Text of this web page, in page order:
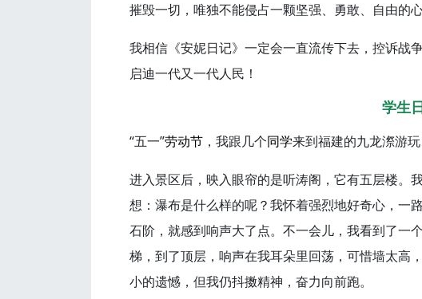
摧毁一切，唯独不能侵占一颗坚强、勇敢、自由的心
我相信《安妮日记》一定会一直流传下去，控诉战
启迪一代又一代人民！
学生
“五一”劳动节 ，我跟几个同学来到福建的九龙漈游
进入景区后，映入眼帘的是听涛阁，它有五层楼。
想：瀑布是什么样的呢？我怀着强烈地好奇心，一
石阶，就感到响声大了点。不一会儿，我看到了一
梯，到了顶层，响声在我耳朵里回荡，可惜墙太高
小的遗憾，但我仍抖擞精神，奋力向前跑。